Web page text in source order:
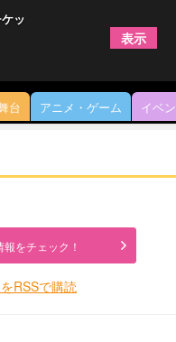
台 アニメ・ゲーム イベ
をチェック！
RSSで購読
ッ
表示